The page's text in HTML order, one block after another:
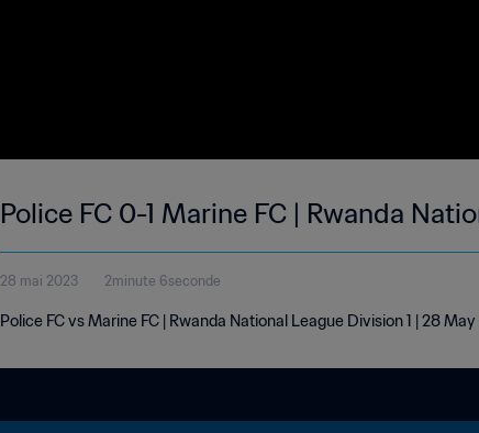
Police FC 0-1 Marine FC | Rwanda
28 mai 2023 2minute 6seconde
Police FC vs Marine FC | Rwanda National League Division 1 | 28